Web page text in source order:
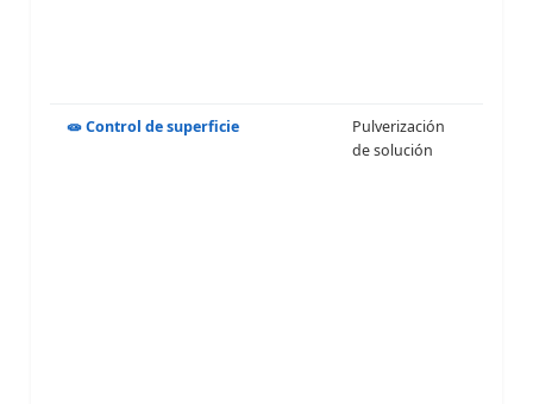
🧫 Control de superficie
Pulverización
de solución